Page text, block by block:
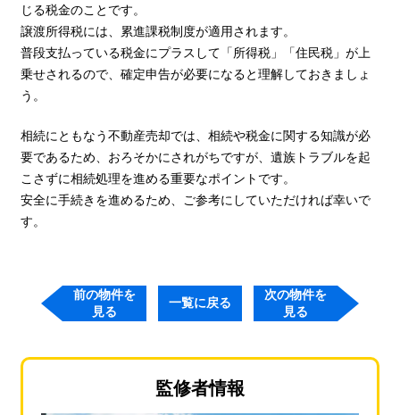
じる税金のことです。
譲渡所得税には、累進課税制度が適用されます。
普段支払っている税金にプラスして「所得税」「住民税」が上
乗せされるので、確定申告が必要になると理解しておきましょ
う。
相続にともなう不動産売却では、相続や税金に関する知識が必
要であるため、おろそかにされがちですが、遺族トラブルを起
こさずに相続処理を進める重要なポイントです。
安全に手続きを進めるため、ご参考にしていただければ幸いで
す。
前の物件を
見る
一覧に戻る
次の物件を
見る
監修者情報